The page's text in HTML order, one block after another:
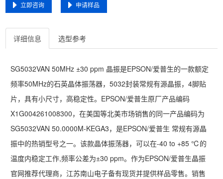
立即咨询 申请样品
详细信息 选型参考
SG5032VAN 50MHz ±30 ppm 晶振是EPSON/爱普生的一款额定
频率50MHz的石英晶体振荡器，5032封装常规有源晶振，4脚贴
片，具有小尺寸，高稳定性。EPSON/爱普生原厂产品编码
X1G004261008300，在美国等北美市场销售的同一产品编码为
SG5032VAN 50.0000M-KEGA3，是EPSON/爱普生 常规有源晶
振中的热销型号之一。该款晶体振荡器，可以在-40 to +85 ℃的
温度内稳定工作,频率公差为±30 ppm。作为EPSON/爱普生晶振
官网推荐代理商，江苏南山电子备有现货并提供样品零售。销售